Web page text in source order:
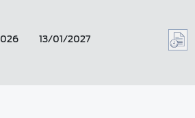
13/01/2027